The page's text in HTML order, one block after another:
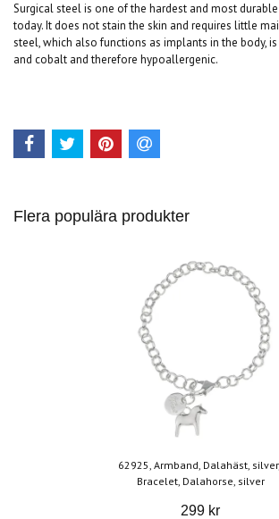
Surgical steel is one of the hardest and most
today. It does not stain the skin and requires little
steel, which also functions as implants in the body,
and cobalt and therefore hypoallergenic.
Flera populära produkter
62925, Armband, Dalahäst,
Bracelet, Dalahorse, silver
299 kr